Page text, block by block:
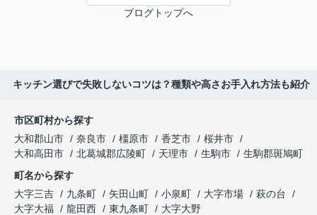
ブログトップへ
キッチン選びで失敗しないコツは？種類や高さお手入れ方法も紹介
市区町村から探す
大和郡山市
奈良市 橿原市 香芝市
桜井市
大和高田市
北葛城郡広陵町 天理市 生駒市
生駒郡斑鳩町
町名から探す
大字三吉
九条町 矢田山町 小泉町 大字市場
萩の台
大字大福
龍田西 東九条町
大字大野